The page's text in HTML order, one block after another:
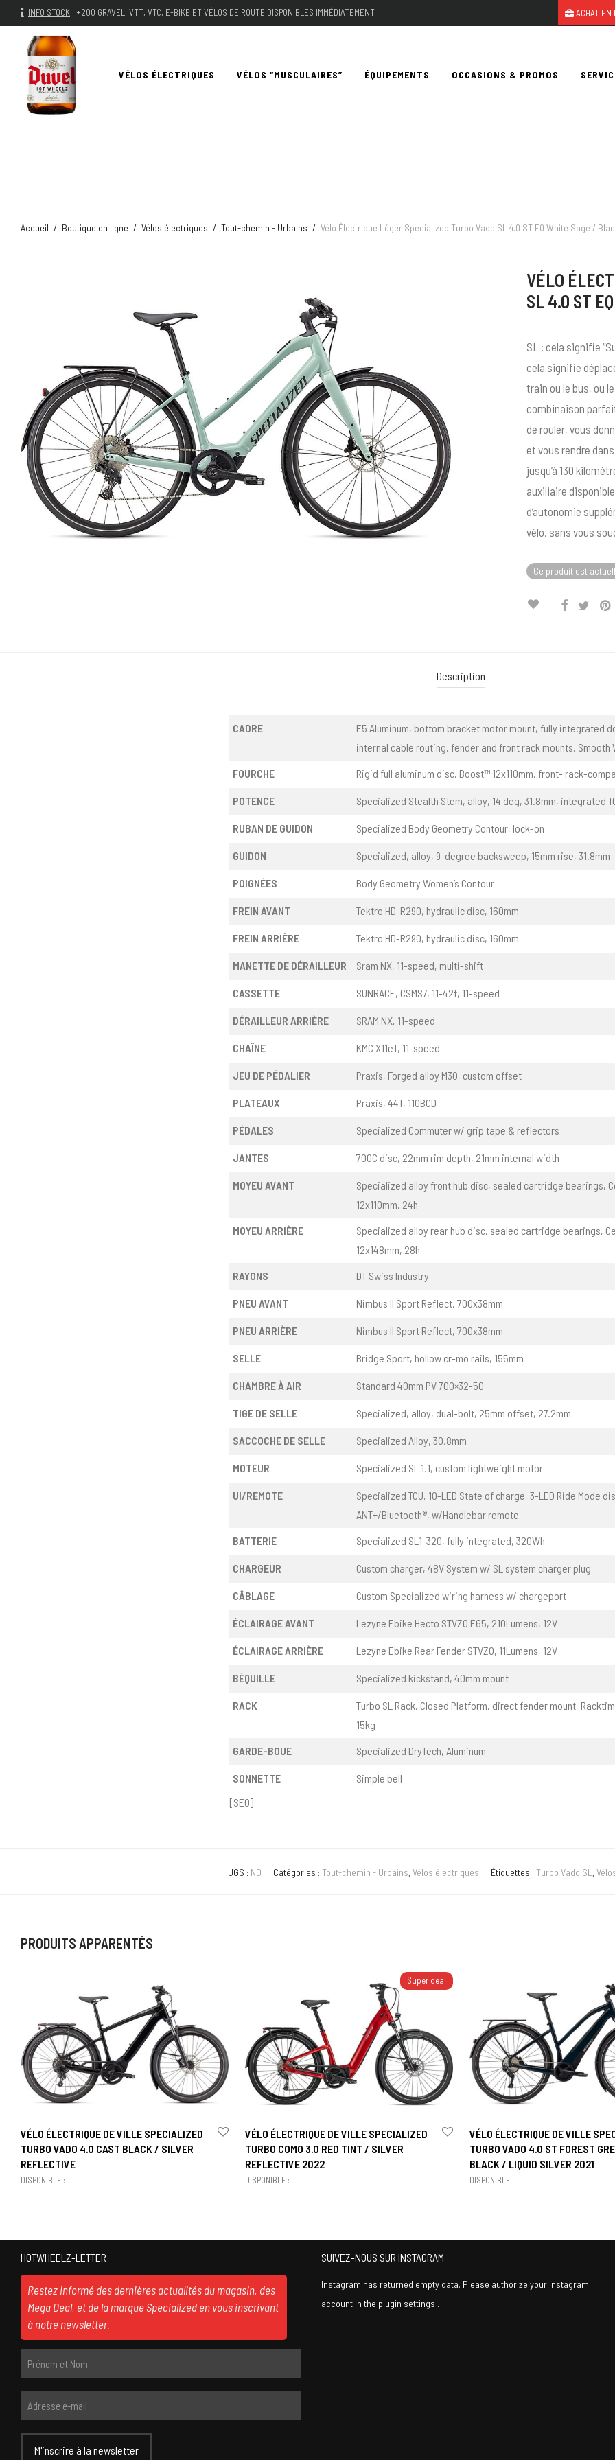
INFO STOCK : +200 GRAVEL, VTT, VTC, E-BIKE ET VÉLOS DE ROUTE DISPONIBLES IMMÉDIATEMENT ACHAT EN
VÉLOS ÉLECTRIQUES VÉLOS “MUSCULAIRES” ÉQUIPEMENTS OCCASIONS & PROMOS
Accueil / Boutique en ligne / Vélos électriques / Tout-chemin - Urbains / Vélo Électrique Léger Specialized Turbo Vado SL 4.0 ST EQ White Sage /
VÉLO
SL 4.0 ST
SL : cela signifie
cela signifie
train ou le bus, ou
combinaison
de rouler, vous
et vous rendre
jusqu’à 130
auxiliaire
d’autonomie
vélo, sans vous
Ce produit est
Description
CADRE
E5 Aluminum, bottom bracket motor mount, fully integrated
internal cable routing, fender and front rack mounts, Smooth
FOURCHE
Rigid full aluminum disc, Boost™ 12x110mm, front- rack-
POTENCE Specialized Stealth Stem, alloy, 14 deg, 31.8mm, integrated
RUBAN DE GUIDON Specialized Body Geometry Contour, lock-on
GUIDON Specialized, alloy, 9-degree backsweep, 15mm rise, 31.8mm
POIGNÉES Body Geometry Women’s Contour
FREIN AVANT Tektro HD-R290, hydraulic disc, 160mm
FREIN ARRIÈRE Tektro HD-R290, hydraulic disc, 160mm
MANETTE DE DÉRAILLEUR Sram NX, 11-speed, multi-shift
CASSETTE SUNRACE, CSMS7, 11-42t, 11-speed
DÉRAILLEUR ARRIÈRE SRAM NX, 11-speed
CHAÎNE KMC X11eT, 11-speed
JEU DE PÉDALIER Praxis, Forged alloy M30, custom offset
PLATEAUX Praxis, 44T, 110BCD
PÉDALES Specialized Commuter w/ grip tape & reflectors
JANTES 700C disc, 22mm rim depth, 21mm internal width
MOYEU AVANT
Specialized alloy front hub disc, sealed cartridge bearings,
12x110mm, 24h
MOYEU ARRIÈRE
Specialized alloy rear hub disc, sealed cartridge bearings,
12x148mm, 28h
RAYONS
DT Swiss Industry
PNEU AVANT Nimbus II Sport Reflect, 700x38mm
PNEU ARRIÈRE Nimbus II Sport Reflect, 700x38mm
SELLE Bridge Sport, hollow cr-mo rails, 155mm
CHAMBRE À AIR Standard 40mm PV 700×32-50
TIGE DE SELLE Specialized, alloy, dual-bolt, 25mm offset, 27.2mm
SACCOCHE DE SELLE Specialized Alloy, 30.8mm
MOTEUR Specialized SL 1.1, custom lightweight motor
UI/REMOTE
Specialized TCU, 10-LED State of charge, 3-LED Ride Mode
ANT+/Bluetooth®, w/Handlebar remote
BATTERIE
Specialized SL1-320, fully integrated, 320Wh
CHARGEUR Custom charger, 48V System w/ SL system charger plug
CÂBLAGE Custom Specialized wiring harness w/ chargeport
ÉCLAIRAGE AVANT Lezyne Ebike Hecto STVZO E65, 210Lumens, 12V
ÉCLAIRAGE ARRIÈRE Lezyne Ebike Rear Fender STVZO, 11Lumens, 12V
BÉQUILLE Specialized kickstand, 40mm mount
RACK
Turbo SL Rack, Closed Platform, direct fender mount,
15kg
GARDE-BOUE
Specialized DryTech, Aluminum
SONNETTE
Simple bell
[SEO]
UGS : ND Catégories : Tout-chemin - Urbains, Vélos électriques Étiquettes : Turbo Vado SL ,
PRODUITS APPARENTÉS
VÉLO ÉLECTRIQUE DE VILLE SPECIALIZED
TURBO VADO 4.0 CAST BLACK / SILVER
REFLECTIVE
DISPONIBLE :
Super deal
VÉLO ÉLECTRIQUE DE VILLE SPECIALIZED
TURBO COMO 3.0 RED TINT / SILVER
REFLECTIVE 2022
DISPONIBLE :
VÉLO ÉLECTRIQUE DE VILLE
TURBO VADO 4.0 ST FOREST
BLACK / LIQUID SILVER 2021
DISPONIBLE :
HOTWHEELZ-LETTER
Restez informé des dernières actualités du magasin, des
Mega Deal, et de la marque Specialized en vous inscrivant
à notre newsletter.
SUIVEZ-NOUS SUR INSTAGRAM
Instagram has returned empty data. Please authorize your Instagram
account in the plugin settings .